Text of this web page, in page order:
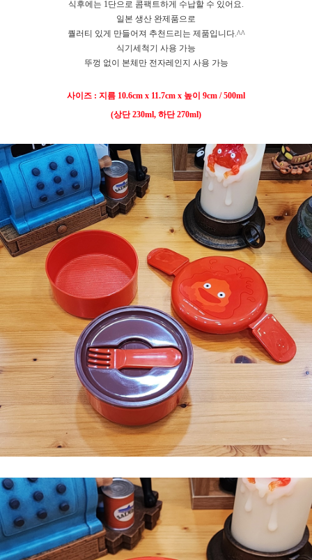
식후에는 1단으로 콤팩트하게 수납할 수 있어요.
일본 생산 완제품으로
퀄러티 있게 만들어져 추천드리는 제품입니다.^^
식기세척기 사용 가능
뚜껑 없이 본체만 전자레인지 사용 가능
사이즈 : 지름 10.6cm x 11.7cm x 높이 9cm / 500ml
(상단 230ml, 하단 270ml)